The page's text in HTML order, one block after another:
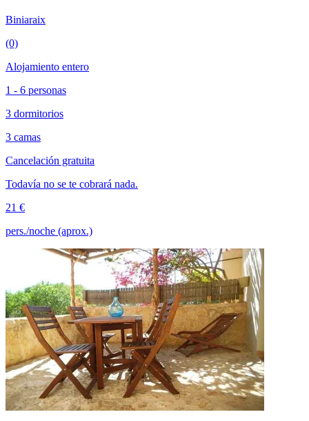
Biniaraix
(0)
Alojamiento entero
1 - 6 personas
3 dormitorios
3 camas
Cancelación gratuita
Todavía no se te cobrará nada.
21 €
pers./noche (aprox.)